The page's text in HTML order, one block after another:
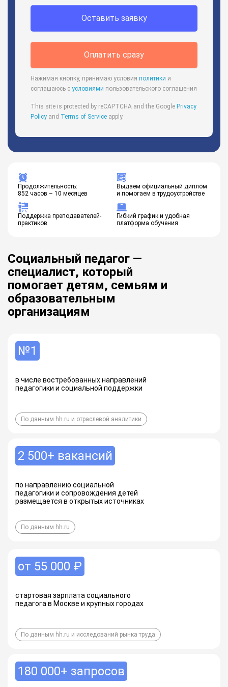
Оставить заявку
Оплатить сразу
Нажимая кнопку, принимаю условия политики и
соглашаюсь с условиями пользовательского соглашения
This site is protected by reCAPTCHA and the Google Privacy
Policy and Terms of Service apply.
Продолжительность:
852 часов – 10 месяцев
Выдаем официальный диплом
и помогаем в трудоустройстве
Поддержка преподавателей-
практиков
Гибкий график и удобная
платформа обучения
Социальный педагог —
специалист, который
помогает детям, семьям и
образовательным
организациям
№1
в числе востребованных направлений
педагогики и социальной поддержки
По данным hh.ru и отраслевой аналитики
2 500+ вакансий
по направлению социальной
педагогики и сопровождения детей
размещается в открытых источниках
По данным hh.ru
от 55 000 ₽
стартовая зарплата социального
педагога в Москве и крупных городах
По данным hh.ru и исследований рынка труда
180 000+ запросов